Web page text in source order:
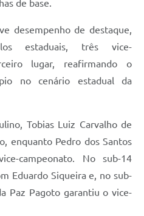
de base.
desempenho de destaque,
estaduais, três vice-
lugar, reafirmando o
no cenário estadual da
Tobias Luiz Carvalho de
enquanto Pedro dos Santos
campeonato. No sub-14
Eduardo Siqueira e, no sub-
Paz Pagoto garantiu o vice-